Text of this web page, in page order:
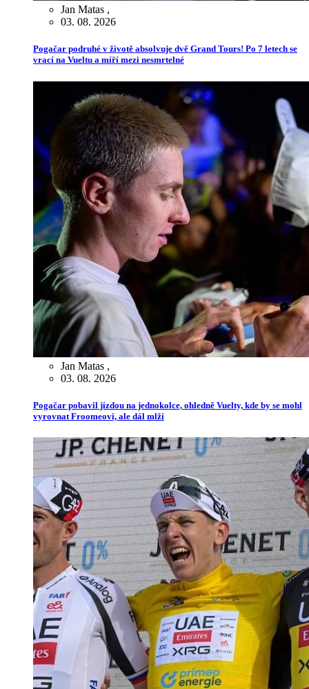
Jan Matas ,
03. 08. 2026
Pogačar podruhé v životě absolvuje dvě Grand Tours! Po 7 letech se
vrací na Vueltu a míří mezi nesmrtelné
Jan Matas ,
03. 08. 2026
Pogačar pobavil jízdou na jednokolce, ohledně Vuelty, kde by se mohl
vyrovnat Froomeovi, ale dál mlží